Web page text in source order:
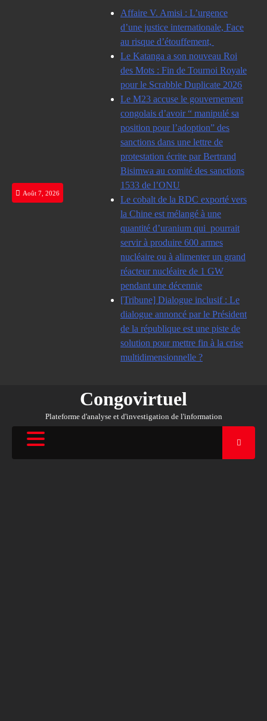
Août 7, 2026
Affaire V. Amisi : L’urgence
d’une justice internationale, Face
au risque d’étouffement,
Le Katanga a son nouveau Roi
des Mots : Fin de Tournoi Royale
pour le Scrabble Duplicate 2026
Le M23 accuse le gouvernement
congolais d’avoir “ manipulé sa
position pour l’adoption” des
sanctions dans une lettre de
protestation écrite par Bertrand
Bisimwa au comité des sanctions
1533 de l’ONU
Le cobalt de la RDC exporté vers
la Chine est mélangé à une
quantité d’uranium qui pourrait
servir à produire 600 armes
nucléaire ou à alimenter un grand
réacteur nucléaire de 1 GW
pendant une décennie
[Tribune] Dialogue inclusif : Le
dialogue annoncé par le Président
de la république est une piste de
solution pour mettre fin à la crise
multidimensionnelle ?
Congovirtuel
Plateforme d'analyse et d'investigation de l'information